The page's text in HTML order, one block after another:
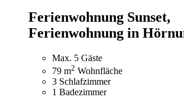
Ferienwohnung Sunset,
Ferienwohnung in
Max. 5 Gäste
79 m2 Wohnfläche
3 Schlafzimmer
1 Badezimmer